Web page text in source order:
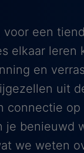
een
elkaar
en
uit
connectie
je benieuwd
we weten